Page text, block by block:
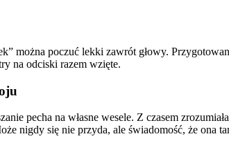
można poczuć lekki zawrót głowy.
na odciski razem wzięte.
pecha na własne wesele. Z czasem
nigdy się nie przyda, ale świadomość, że ona